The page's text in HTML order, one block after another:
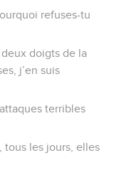
refuses-tu
doigts de la
j’en suis
terribles
tous les jours, elles